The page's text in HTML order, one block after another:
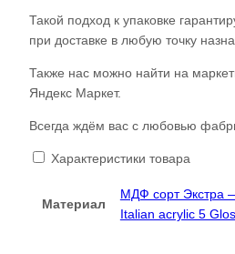
Такой подход к упаковке
при доставке в любую точку
Также нас можно найти на
Яндекс Маркет.
Всегда ждём вас с любовью
Характеристики товара
Материал
МДФ сорт Экстра
Italian acrylic 5